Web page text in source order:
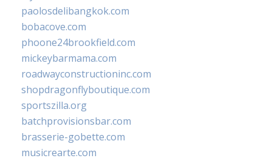
paolosdelibangkok.com
bobacove.com
phoone24brookfield.com
mickeybarmama.com
roadwayconstructioninc.com
shopdragonflyboutique.com
sportszilla.org
batchprovisionsbar.com
brasserie-gobette.com
musicrearte.com